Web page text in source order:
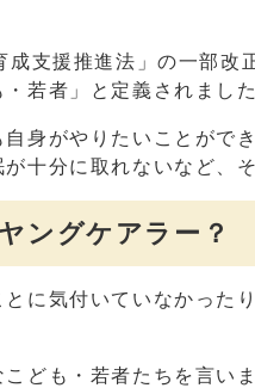
支援推進法」の一部改
若者」と定義されました
自身がやりたいことが
十分に取れないなど、
ングケアラー？
に気付いていなかった
ども・若者たちを言いま